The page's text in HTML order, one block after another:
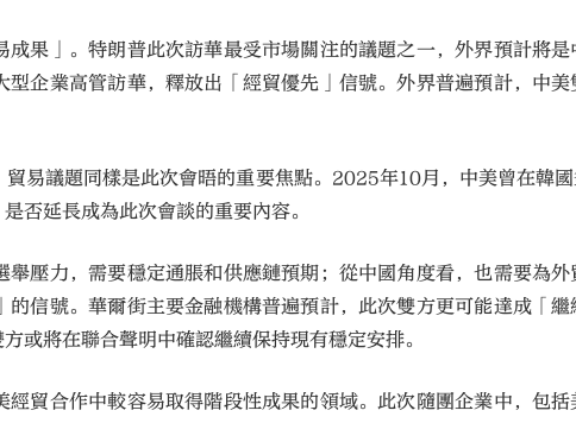
果」。特朗普此次訪華最受市場關注的議題之一，外界預計將
企業高管訪華，釋放出「經貿優先」信號。外界普遍預計，中
易議題同樣是此次會晤的重要焦點。2025年10月，中美曾在韓
否延長成為此次會談的重要內容。
壓力，需要穩定通脹和供應鏈預期；從中國角度看，也需要為外
信號。華爾街主要金融機構普遍預計，此次雙方更可能達成「
或將在聯合聲明中確認繼續保持現有穩定安排。
貿合作中較容易取得階段性成果的領域。此次隨團企業中，包